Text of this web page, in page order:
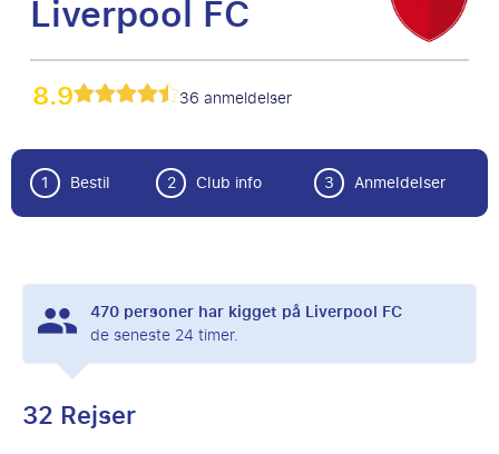
Liverpool FC
8.9 36 anmeldelser
1 Bestil 2 Club info 3 Anmeldelser
470personer har kigget på Liverpool FC
de seneste 24 timer.
32 Rejser